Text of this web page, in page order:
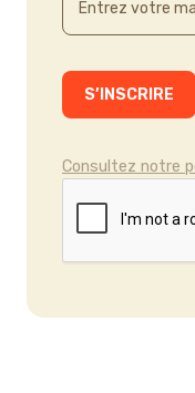
Consultez notre